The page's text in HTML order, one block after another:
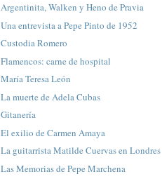
Argentinita, Walken y Heno de Pravia
Una entrevista a Pepe Pinto de 1952
Custodia Romero
Flamencos: carne de hospital
María Teresa León
La muerte de Adela Cubas
Gitanería
El exilio de Carmen Amaya
La guitarrista Matilde Cuervas en Londres
Las Memorias de Pepe Marchena